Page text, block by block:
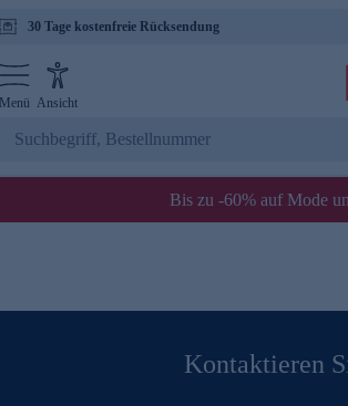
30 Tage kostenfreie Rücksendung
Menü Ansicht
Bis zu -60% auf Mode
Kontaktieren